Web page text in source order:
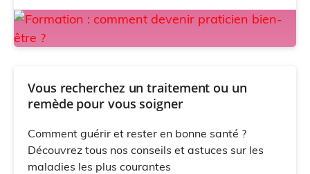
Vous recherchez un traitement ou un
remède pour vous soigner
Comment guérir et rester en bonne santé ?
Découvrez tous nos conseils et astuces sur les
maladies les plus courantes